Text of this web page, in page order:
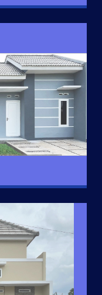
hanya 100
terdapat taman